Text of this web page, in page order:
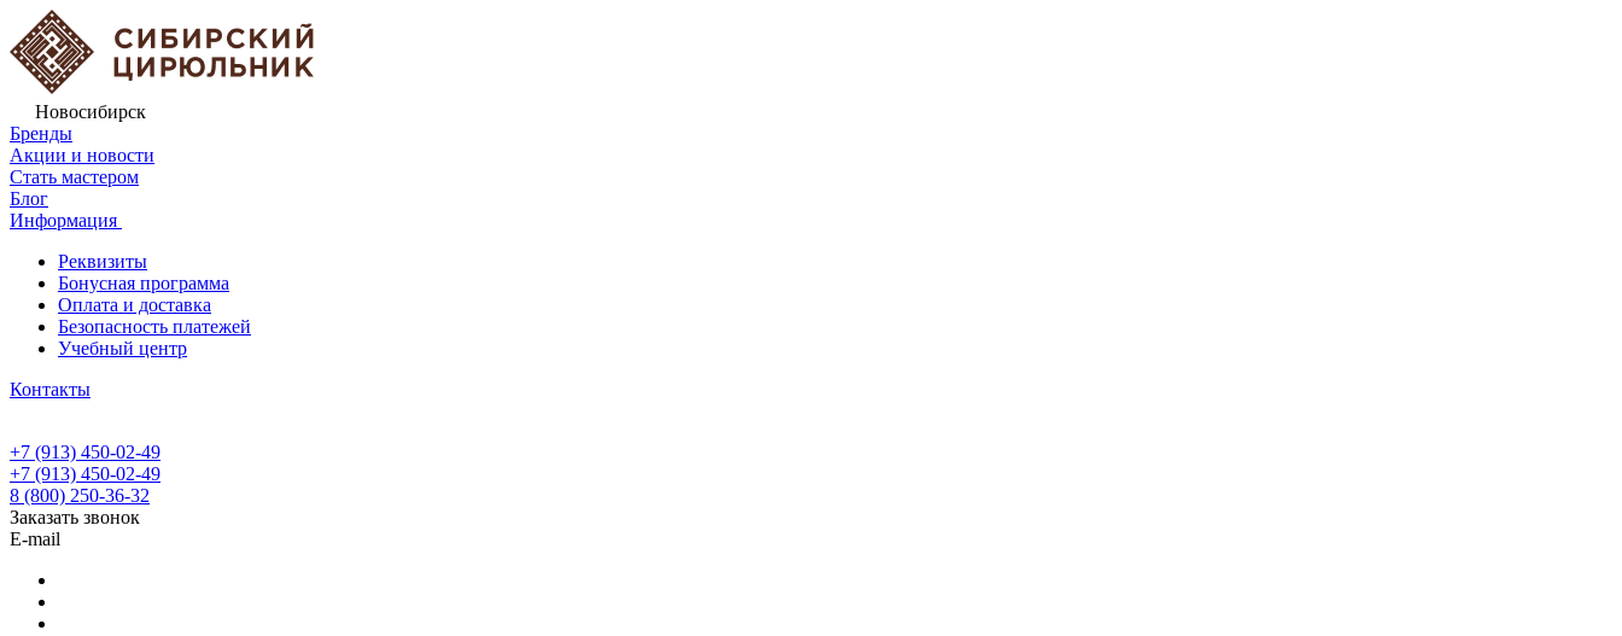
Новосибирск
Бренды
Акции и новости
Стать мастером
Блог
Информация
Реквизиты
Бонусная программа
Оплата и доставка
Безопасность платежей
Учебный центр
Контакты
+7 (913) 450-02-49
+7 (913) 450-02-49
8 (800) 250-36-32
Заказать звонок
E-mail